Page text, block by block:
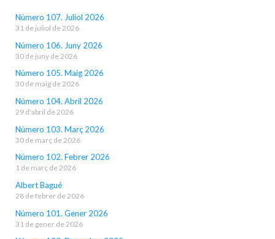
Número 107. Juliol 2026
31 de juliol de 2026
Número 106. Juny 2026
30 de juny de 2026
Número 105. Maig 2026
30 de maig de 2026
Número 104. Abril 2026
29 d'abril de 2026
Número 103. Març 2026
30 de març de 2026
Número 102. Febrer 2026
1 de març de 2026
Albert Bagué
28 de febrer de 2026
Número 101. Gener 2026
31 de gener de 2026